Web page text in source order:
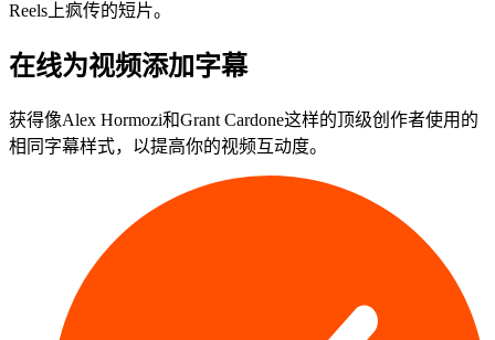
Reels上疯传的短片。
在线为视频添加字幕
获得像Alex Hormozi和Grant Cardone这样的顶级创作者使用的
相同字幕样式，以提高你的视频互动度。